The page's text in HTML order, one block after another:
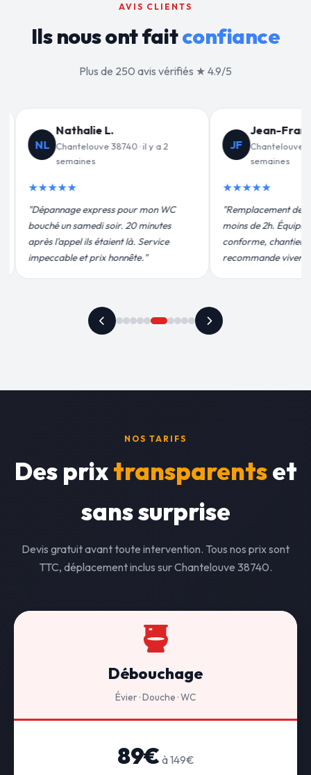
AVIS CLIENTS
Ils nous ont faitconfiance
Plus de 250 avis vérifiés ★ 4.9/5
JF
Jean-François C.
Chantelouve 38740 · il y a 3
semaines
★★★★★
"Remplacement de mon chauffe-eau en
moins de 2h. Équipe très pro, devis
conforme, chantier propre. Je
recommande vivement."
VD
Valérie D.
Chantelouve
"Un grand merci à
pour leur intervention
efficace. Fuite réparée
plus qu'honnête !"
NOS TARIFS
Des prixtransparentset
sans surprise
Devis gratuit avant toute intervention. Tous nos prix sont
TTC, déplacement inclus sur Chantelouve 38740.
Débouchage
Évier · Douche · WC
89€ à 149€